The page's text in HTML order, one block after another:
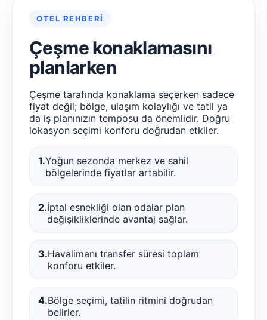
OTEL REHBERI
Çeşme konaklamasını
planlarken
Çeşme tarafında konaklama seçerken sadece
fiyat değil; bölge, ulaşım kolaylığı ve tatil ya
da iş planınızın temposu da önemlidir. Doğru
lokasyon seçimi konforu doğrudan etkiler.
1.Yoğun sezonda merkez ve sahil
bölgelerinde fiyatlar artabilir.
2.İptal esnekliği olan odalar plan
değişikliklerinde avantaj sağlar.
3.Havalimanı transfer süresi toplam
konforu etkiler.
4.Bölge seçimi, tatilin ritmini doğrudan
belirler.